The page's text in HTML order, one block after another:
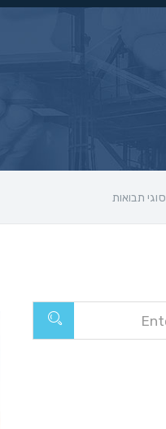
סוגי תבואות